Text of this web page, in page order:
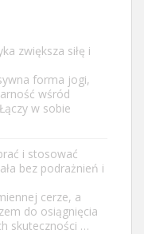
zwiększa siłę i
forma jogi,
wśród
w sobie
i stosować
bez podrażnień i
cerze, a
do osiągnięcia
skuteczności …